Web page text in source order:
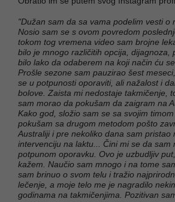
"Dužan sam da sa vama podelim vesti o
Nosio sam se s ovom povredom
tokom tog vremena video sam brojne
bilo je mnogo različitih opcija, dijagnoza,
bilo lako da odaberem na koji način ću
Prošle sezone sam pauzirao šest
se u potpunosti oporaviti, ali nažalost i
bolove. Zaista mi nedostaje takmičenje,
sam morao da pokušam da zaigram na
Kako god, složio sam se sa svojim
pokušam sa drugom metodom pošto
Australiji i pre nekoliko dana sam pristao
intervenciju na laktu... Čini mi se da sam
potpunom oporavku. Ovo je uzbudljiv
kažem. Naučio sam mnogo i na tome
sam brinuo o svom telu i tražio
lečenje, a moje telo me je nagradilo
godinama na takmičenjima. Pozitivan